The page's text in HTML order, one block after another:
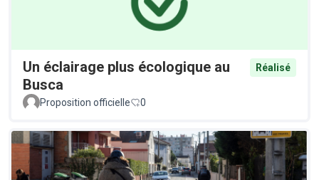
Un éclairage plus écologique au
Busca
Réalisé
Proposition officielle 0